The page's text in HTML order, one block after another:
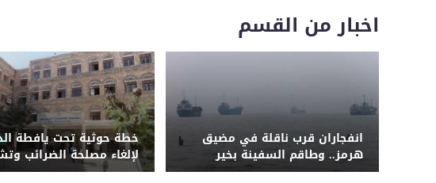
اخبار من القسم
انفجاران قرب ناقلة في مضيق
هرمز.. وطاقم السفينة بخير
خطة حوثية تحت يافطة
لإلغاء مصلحة الضرائب
أكثر من 7 آلاف موظف